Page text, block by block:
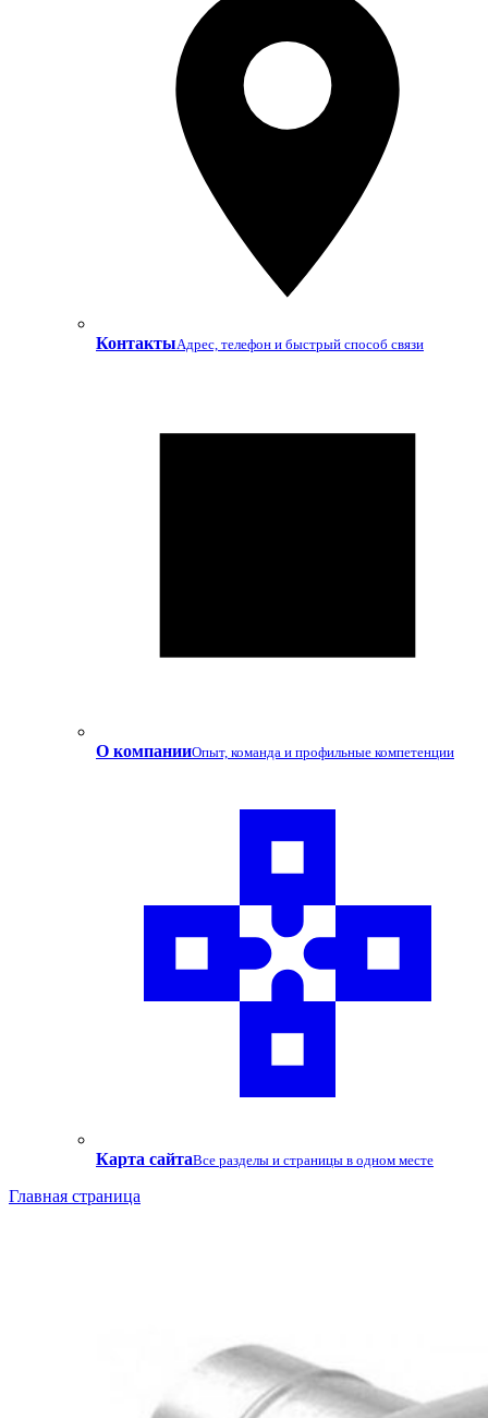
КонтактыАдрес, телефон и быстрый способ связи
О компанииОпыт, команда и профильные компетенции
Карта сайтаВсе разделы и страницы в одном месте
Главная страница